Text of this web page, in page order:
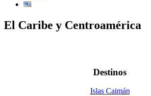
El Caribe y Centroamérica
Destinos
Islas Caimán